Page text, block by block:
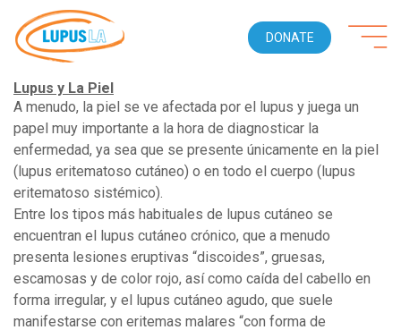
DONATE
Lupus y La Piel
A menudo, la piel se ve afectada por el lupus y juega un
papel muy importante a la hora de diagnosticar la
enfermedad, ya sea que se presente únicamente en la piel
(lupus eritematoso cutáneo) o en todo el cuerpo (lupus
eritematoso sistémico).
Entre los tipos más habituales de lupus cutáneo se
encuentran el lupus cutáneo crónico, que a menudo
presenta lesiones eruptivas “discoides”, gruesas,
escamosas y de color rojo, así como caída del cabello en
forma irregular, y el lupus cutáneo agudo, que suele
manifestarse con eritemas malares “con forma de